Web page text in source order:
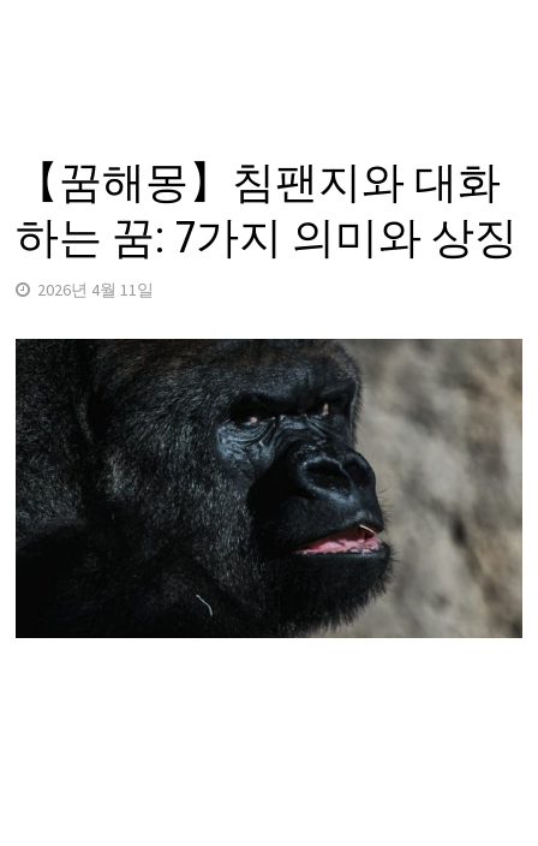
【꿈해몽】침팬지와 대화
하는 꿈: 7가지 의미와 상징
2026년 4월 11일